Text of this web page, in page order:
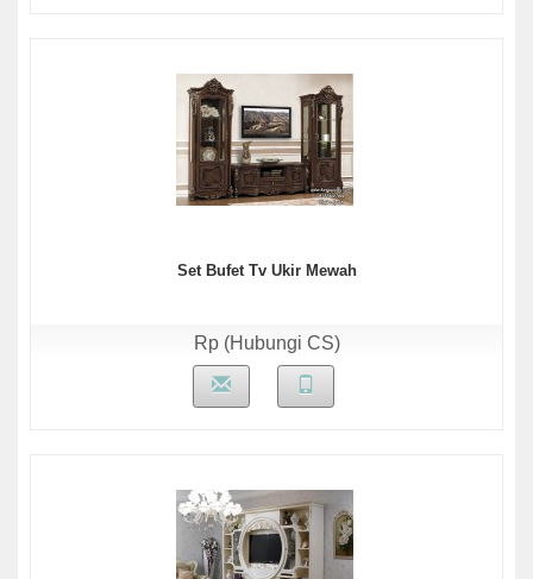
Set Bufet Tv Ukir Mewah
Rp (Hubungi CS)